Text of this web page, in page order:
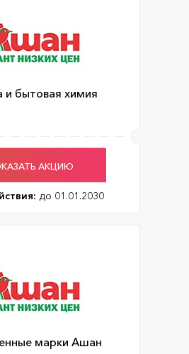
и бытовая химия
АКЦИЮ
до 01.01.2030
марки Ашан